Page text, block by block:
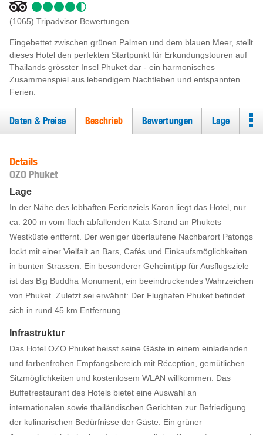
(1065) Tripadvisor Bewertungen
Eingebettet zwischen grünen Palmen und dem blauen Meer, stellt
dieses Hotel den perfekten Startpunkt für Erkundungstouren auf
Thailands grösster Insel Phuket dar - ein harmonisches
Zusammenspiel aus lebendigem Nachtleben und entspannten
Ferien.
Daten & Preise Beschrieb Bewertungen Lage
Details
OZO Phuket
Lage
In der Nähe des lebhaften Ferienziels Karon liegt das Hotel, nur
ca. 200 m vom flach abfallenden Kata-Strand an Phukets
Westküste entfernt. Der weniger überlaufene Nachbarort Patongs
lockt mit einer Vielfalt an Bars, Cafés und Einkaufsmöglichkeiten
in bunten Strassen. Ein besonderer Geheimtipp für Ausflugsziele
ist das Big Buddha Monument, ein beeindruckendes Wahrzeichen
von Phuket. Zuletzt sei erwähnt: Der Flughafen Phuket befindet
sich in rund 45 km Entfernung.
Infrastruktur
Das Hotel OZO Phuket heisst seine Gäste in einem einladenden
und farbenfrohen Empfangsbereich mit Réception, gemütlichen
Sitzmöglichkeiten und kostenlosem WLAN willkommen. Das
Buffetrestaurant des Hotels bietet eine Auswahl an
internationalen sowie thailändischen Gerichten zur Befriedigung
der kulinarischen Bedürfnisse der Gäste. Ein grüner